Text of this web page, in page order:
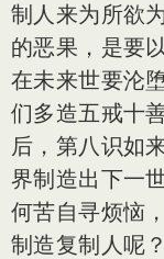
制人来为所欲
的恶果，是要
在未来世要沦
们多造五戒十
后，第八识如
界制造出下一
何苦自寻烦恼
制造复制人呢